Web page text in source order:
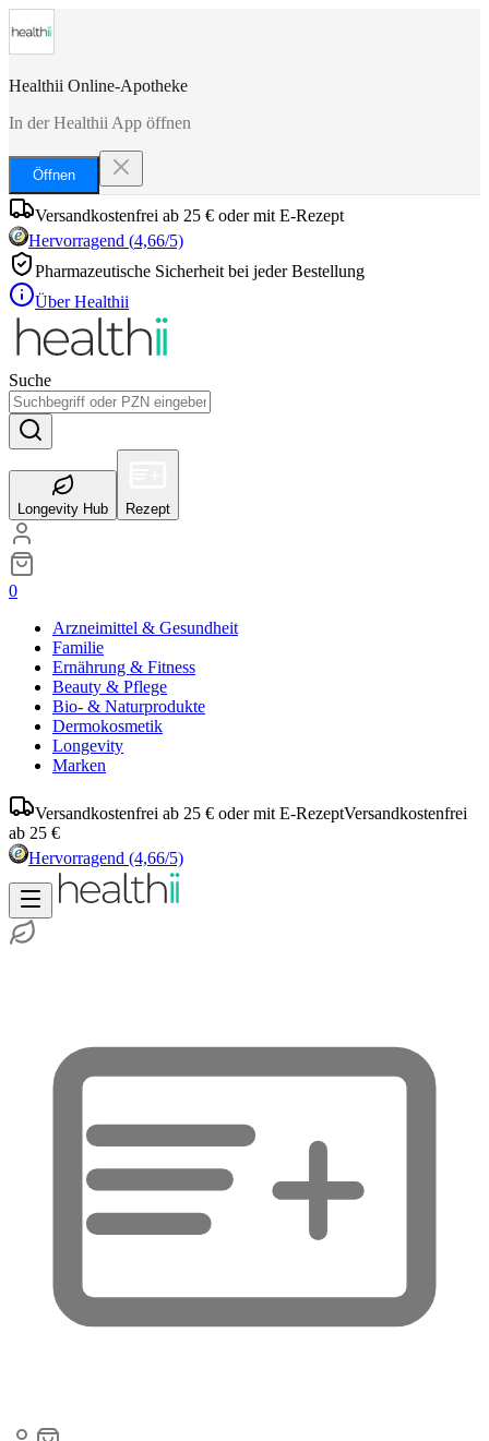
Healthii Online-Apotheke
In der Healthii App öffnen
Öffnen
Versandkostenfrei ab 25 € oder mit E-Rezept
Hervorragend (4,66/5)
Pharmazeutische Sicherheit bei jeder Bestellung
Über Healthii
Suche
Longevity Hub Rezept
0
Arzneimittel & Gesundheit
Familie
Ernährung & Fitness
Beauty & Pflege
Bio- & Naturprodukte
Dermokosmetik
Longevity
Marken
Versandkostenfrei ab 25 € oder mit E-RezeptVersandkostenfrei
ab 25 €
Hervorragend (4,66/5)